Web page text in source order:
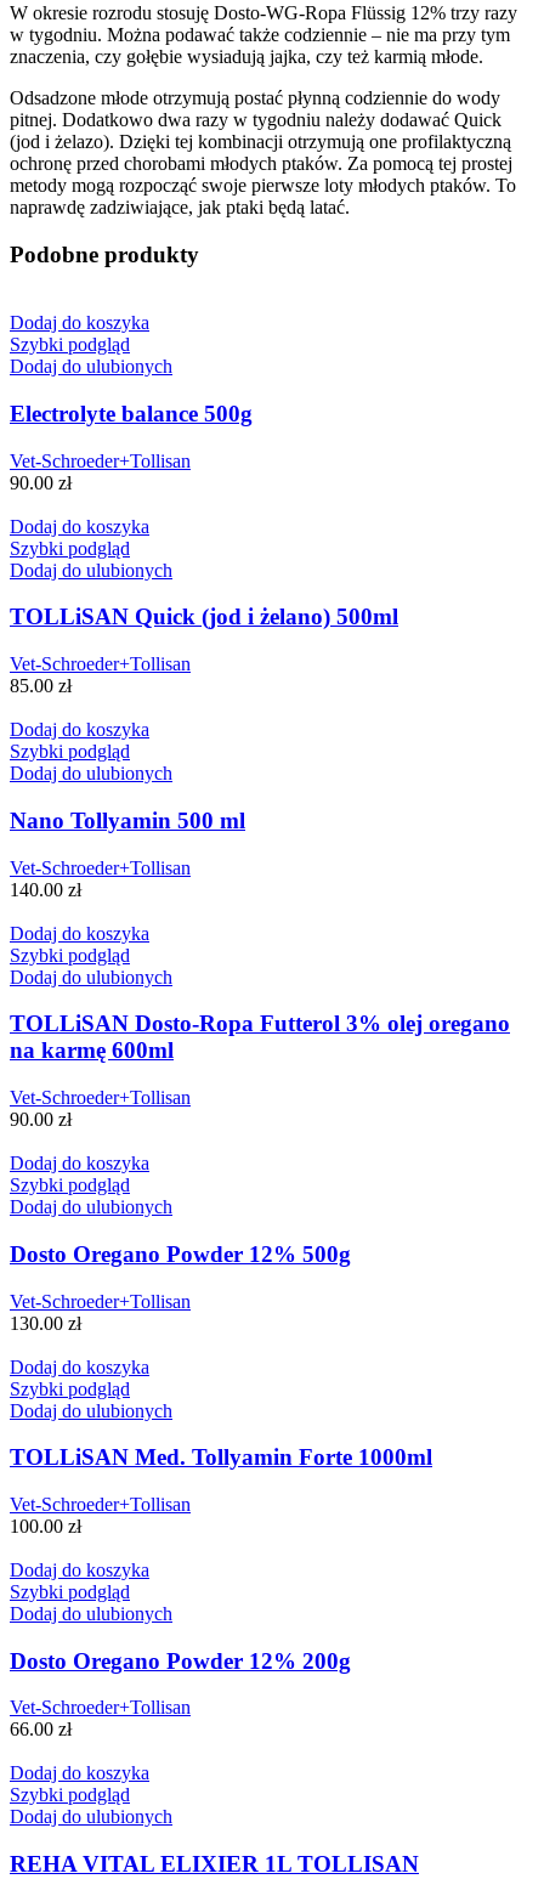
W okresie rozrodu stosuję Dosto-WG-Ropa Flüssig 12% trzy razy
w tygodniu. Można podawać także codziennie – nie ma przy tym
znaczenia, czy gołębie wysiadują jajka, czy też karmią młode.
Odsadzone młode otrzymują postać płynną codziennie do wody
pitnej. Dodatkowo dwa razy w tygodniu należy dodawać Quick
(jod i żelazo). Dzięki tej kombinacji otrzymują one profilaktyczną
ochronę przed chorobami młodych ptaków. Za pomocą tej prostej
metody mogą rozpocząć swoje pierwsze loty młodych ptaków. To
naprawdę zadziwiające, jak ptaki będą latać.
Podobne produkty
Dodaj do koszyka
Szybki podgląd
Dodaj do ulubionych
Electrolyte balance 500g
Vet-Schroeder+Tollisan
90.00 zł
Dodaj do koszyka
Szybki podgląd
Dodaj do ulubionych
TOLLiSAN Quick (jod i żelano) 500ml
Vet-Schroeder+Tollisan
85.00 zł
Dodaj do koszyka
Szybki podgląd
Dodaj do ulubionych
Nano Tollyamin 500 ml
Vet-Schroeder+Tollisan
140.00 zł
Dodaj do koszyka
Szybki podgląd
Dodaj do ulubionych
TOLLiSAN Dosto-Ropa Futterol 3% olej oregano
na karmę 600ml
Vet-Schroeder+Tollisan
90.00 zł
Dodaj do koszyka
Szybki podgląd
Dodaj do ulubionych
Dosto Oregano Powder 12% 500g
Vet-Schroeder+Tollisan
130.00 zł
Dodaj do koszyka
Szybki podgląd
Dodaj do ulubionych
TOLLiSAN Med. Tollyamin Forte 1000ml
Vet-Schroeder+Tollisan
100.00 zł
Dodaj do koszyka
Szybki podgląd
Dodaj do ulubionych
Dosto Oregano Powder 12% 200g
Vet-Schroeder+Tollisan
66.00 zł
Dodaj do koszyka
Szybki podgląd
Dodaj do ulubionych
REHA VITAL ELIXIER 1L TOLLISAN